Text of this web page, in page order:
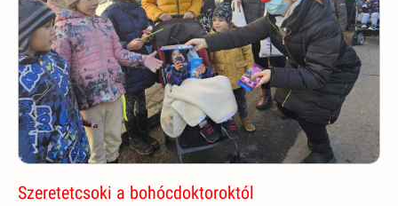
Szeretetcsoki a bohócdoktoroktól